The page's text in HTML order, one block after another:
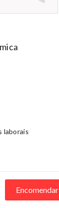
laborais
Encomendar